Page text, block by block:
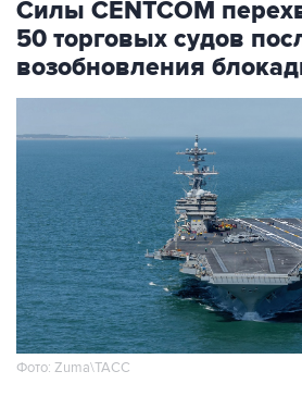
Силы CENTCOM
50 торговых судов
возобновления
Фото: Zuma\ТАСС